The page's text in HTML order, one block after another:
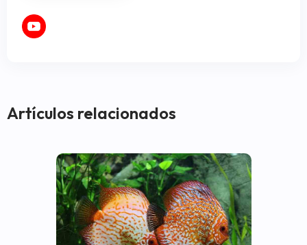
Artículos relacionados